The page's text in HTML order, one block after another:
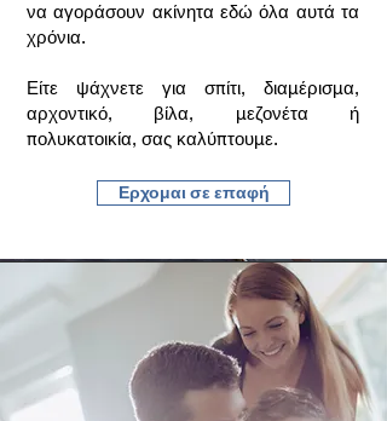
να αγοράσουν ακίνητα εδώ όλα αυτά τα
χρόνια.
Είτε ψάχνετε για σπίτι, διαμέρισμα,
αρχοντικό, βίλα, μεζονέτα ή
πολυκατοικία, σας καλύπτουμε.​
Ερχομαι σε επαφή